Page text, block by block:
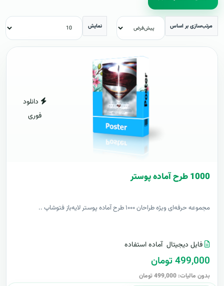
مرتب‌سازی بر اساس نمایش
دانلود
فوری
1000 طرح آماده پوستر
مجموعه حرفه‌ای ویژه طراحان ۱۰۰۰ طرح آماده پوستر لایه‌باز فتوشاپ ..
فایل دیجیتال آماده استفاده
499,000 تومان
بدون مالیات: 499,000 تومان